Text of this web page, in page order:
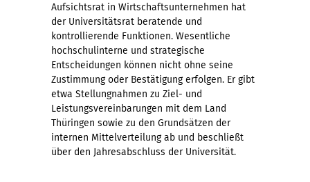
Aufsichtsrat in Wirtschaftsunternehmen hat
der Universitätsrat beratende und
kontrollierende Funktionen. Wesentliche
hochschulinterne und strategische
Entscheidungen können nicht ohne seine
Zustimmung oder Bestätigung erfolgen. Er gibt
etwa Stellungnahmen zu Ziel- und
Leistungsvereinbarungen mit dem Land
Thüringen sowie zu den Grundsätzen der
internen Mittelverteilung ab und beschließt
über den Jahresabschluss der Universität.